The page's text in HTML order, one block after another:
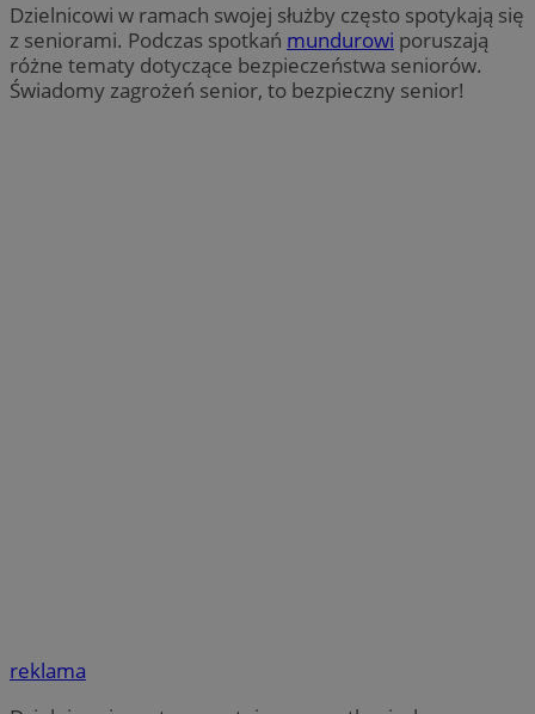
Dzielnicowi w ramach swojej służby często spotykają się
z seniorami. Podczas spotkań mundurowi poruszają
różne tematy dotyczące bezpieczeństwa seniorów.
Świadomy zagrożeń senior, to bezpieczny senior!
reklama